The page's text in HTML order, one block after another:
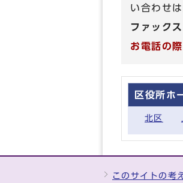
い合わせ
ファックス
お電話の
区役所ホ
北区
このサイトの考